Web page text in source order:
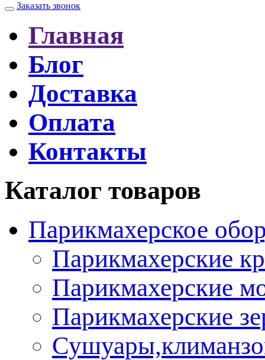
Заказать звонок
Главная
Блог
Доставка
Оплата
Контакты
Каталог товаров
Парикмахерское
Парикмахерские
Парикмахерские
Парикмахерские